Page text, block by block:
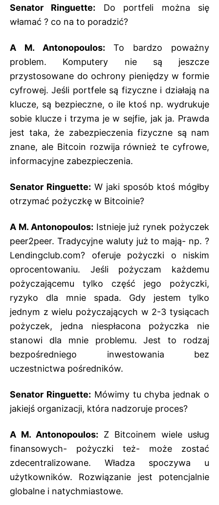
Senator Ringuette: Do portfeli można się
włamać ? co na to poradzić?
A M. Antonopoulos: To bardzo poważny
problem. Komputery nie są jeszcze
przystosowane do ochrony pieniędzy w formie
cyfrowej. Jeśli portfele są fizyczne i działają na
klucze, są bezpieczne, o ile ktoś np. wydrukuje
sobie klucze i trzyma je w sejfie, jak ja. Prawda
jest taka, że zabezpieczenia fizyczne są nam
znane, ale Bitcoin rozwija również te cyfrowe,
informacyjne zabezpieczenia.
Senator Ringuette: W jaki sposób ktoś mógłby
otrzymać pożyczkę w Bitcoinie?
A M. Antonopoulos: Istnieje już rynek pożyczek
peer2peer. Tradycyjne waluty już to mają- np. ?
Lendingclub.com? oferuje pożyczki o niskim
oprocentowaniu. Jeśli pożyczam każdemu
pożyczającemu tylko część jego pożyczki,
ryzyko dla mnie spada. Gdy jestem tylko
jednym z wielu pożyczających w 2-3 tysiącach
pożyczek, jedna niespłacona pożyczka nie
stanowi dla mnie problemu. Jest to rodzaj
bezpośredniego inwestowania bez
uczestnictwa pośredników.
Senator Ringuette: Mówimy tu chyba jednak o
jakiejś organizacji, która nadzoruje proces?
A M. Antonopoulos: Z Bitcoinem wiele usług
finansowych- pożyczki też- może zostać
zdecentralizowane. Władza spoczywa u
użytkowników. Rozwiązanie jest potencjalnie
globalne i natychmiastowe.